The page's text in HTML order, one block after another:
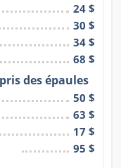
24 $
30 $
34 $
68 $
des épaules
50 $
63 $
17 $
95 $